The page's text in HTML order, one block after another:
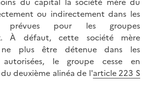
ou indirectement dans les
prévues pour les groupes
À défaut, cette société mère
plus être détenue dans les
autorisées, le groupe cesse en
deuxième alinéa de l'article 223 S